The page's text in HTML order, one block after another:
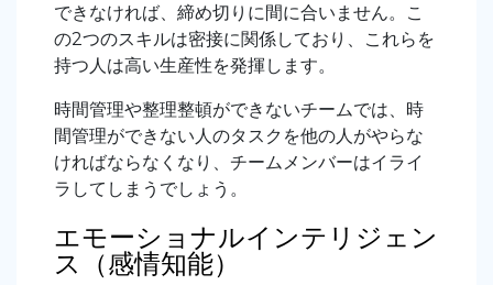
できなければ、締め切りに間に合いません。こ
の2つのスキルは密接に関係しており、これらを
持つ人は高い生産性を発揮します。
時間管理や整理整頓ができないチームでは、時
間管理ができない人のタスクを他の人がやらな
ければならなくなり、チームメンバーはイライ
ラしてしまうでしょう。
エモーショナルインテリジェン
ス（感情知能）